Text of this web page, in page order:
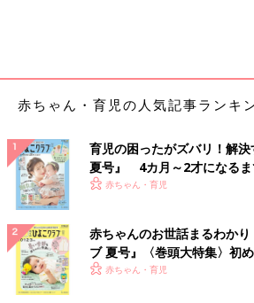
きお父さんが育児に参加して「協力してや
度をとったり、どうしてもしかたなくてお
倒を見て」と頼んだときに「え、なんで
ちらっとでも出てしまうと、普段から感じ
チン！」と音を立ててしまいます。
子どもは夫婦2人で育てるものです。も
の人もの協力もありますが。だから、「男
う姿勢だと、女性からするとそれでは育
いないわけです。
「お父さんがちょっとでも協力してくれ
赤ちゃん・育児の人気記事ランキ
育児の困ったがズバリ！解
夏号』 4カ月～2才になるま
いっぱい！
赤ちゃん・育児
赤ちゃんのお世話まるわか
ブ 夏号』〈巻頭大特集〉初
く！ おっぱい・ミルクの基
赤ちゃん・育児